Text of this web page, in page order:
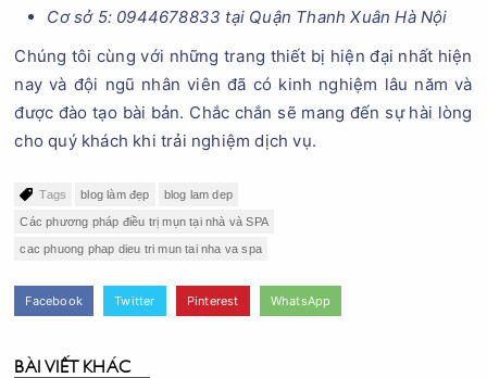
Cơ sở 5: 0944678833 tại Quận Thanh Xuân Hà Nội
Chúng tôi cùng với những trang thiết bị hiện đại nhất hiện
nay và đội ngũ nhân viên đã có kinh nghiệm lâu năm và
được đào tạo bài bản. Chắc chắn sẽ mang đến sự hài lòng
cho quý khách khi trải nghiệm dịch vụ.
Tags blog làm đẹp blog lam dep
Các phương pháp điều trị mụn tại nhà và SPA
cac phuong phap dieu tri mun tai nha va spa
Facebook Twitter Pinterest WhatsApp
BÀI VIẾT KHÁC